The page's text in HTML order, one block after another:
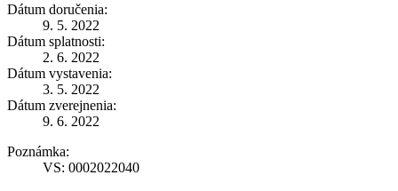
Dátum doručenia:
9. 5. 2022
Dátum splatnosti:
2. 6. 2022
Dátum vystavenia:
3. 5. 2022
Dátum zverejnenia:
9. 6. 2022
Poznámka:
VS: 0002022040